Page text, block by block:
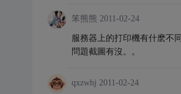
笨熊熊 2011-02-24
服務器上的打印機有什麽不
問題截圖有沒。。
qxzwhj 2011-02-24